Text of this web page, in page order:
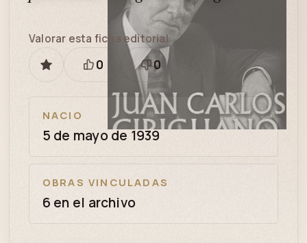
GUARDAR
Valorar esta ficha editorial
Está
bien
0
Necesita
revisión
0
NACIO
5 de mayo de 1939
OBRAS VINCULADAS
6 en el archivo